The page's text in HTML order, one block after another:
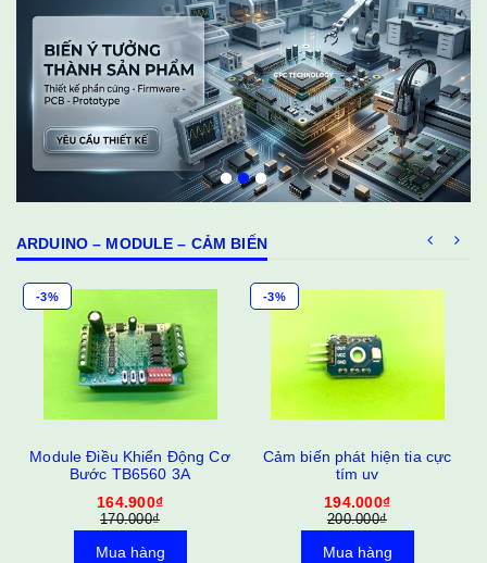
ARDUINO – MODULE – CẢM BIẾN
-3%
Module Điều Khiển Động Cơ
Bước TB6560 3A
164.900₫
170.000₫
Mua hàng
-3%
Cảm biến phát hiện tia cực
tím uv
194.000₫
200.000₫
Mua hàng